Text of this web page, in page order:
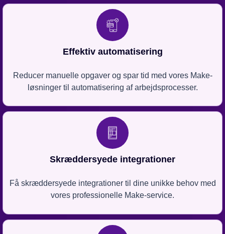
Effektiv automatisering
Reducer manuelle opgaver og spar tid med vores Make-
løsninger til automatisering af arbejdsprocesser.
Skræddersyede integrationer
Få skræddersyede integrationer til dine unikke behov med
vores professionelle Make-service.